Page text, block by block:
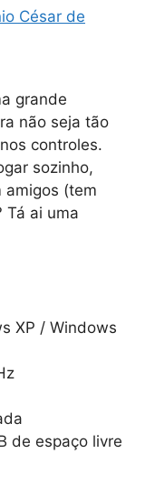
César de
grande
não seja tão
controles.
sozinho,
amigos (tem
Tá ai uma
XP / Windows
de espaço livre